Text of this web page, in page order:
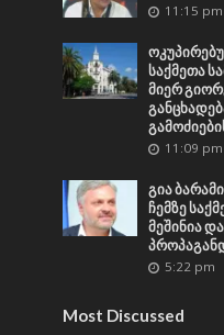
11:15 pm
საქმეთა
მიერ
11:09 pm
გია
ჩემზე
მეშინია
5:22 pm
Most Discussed